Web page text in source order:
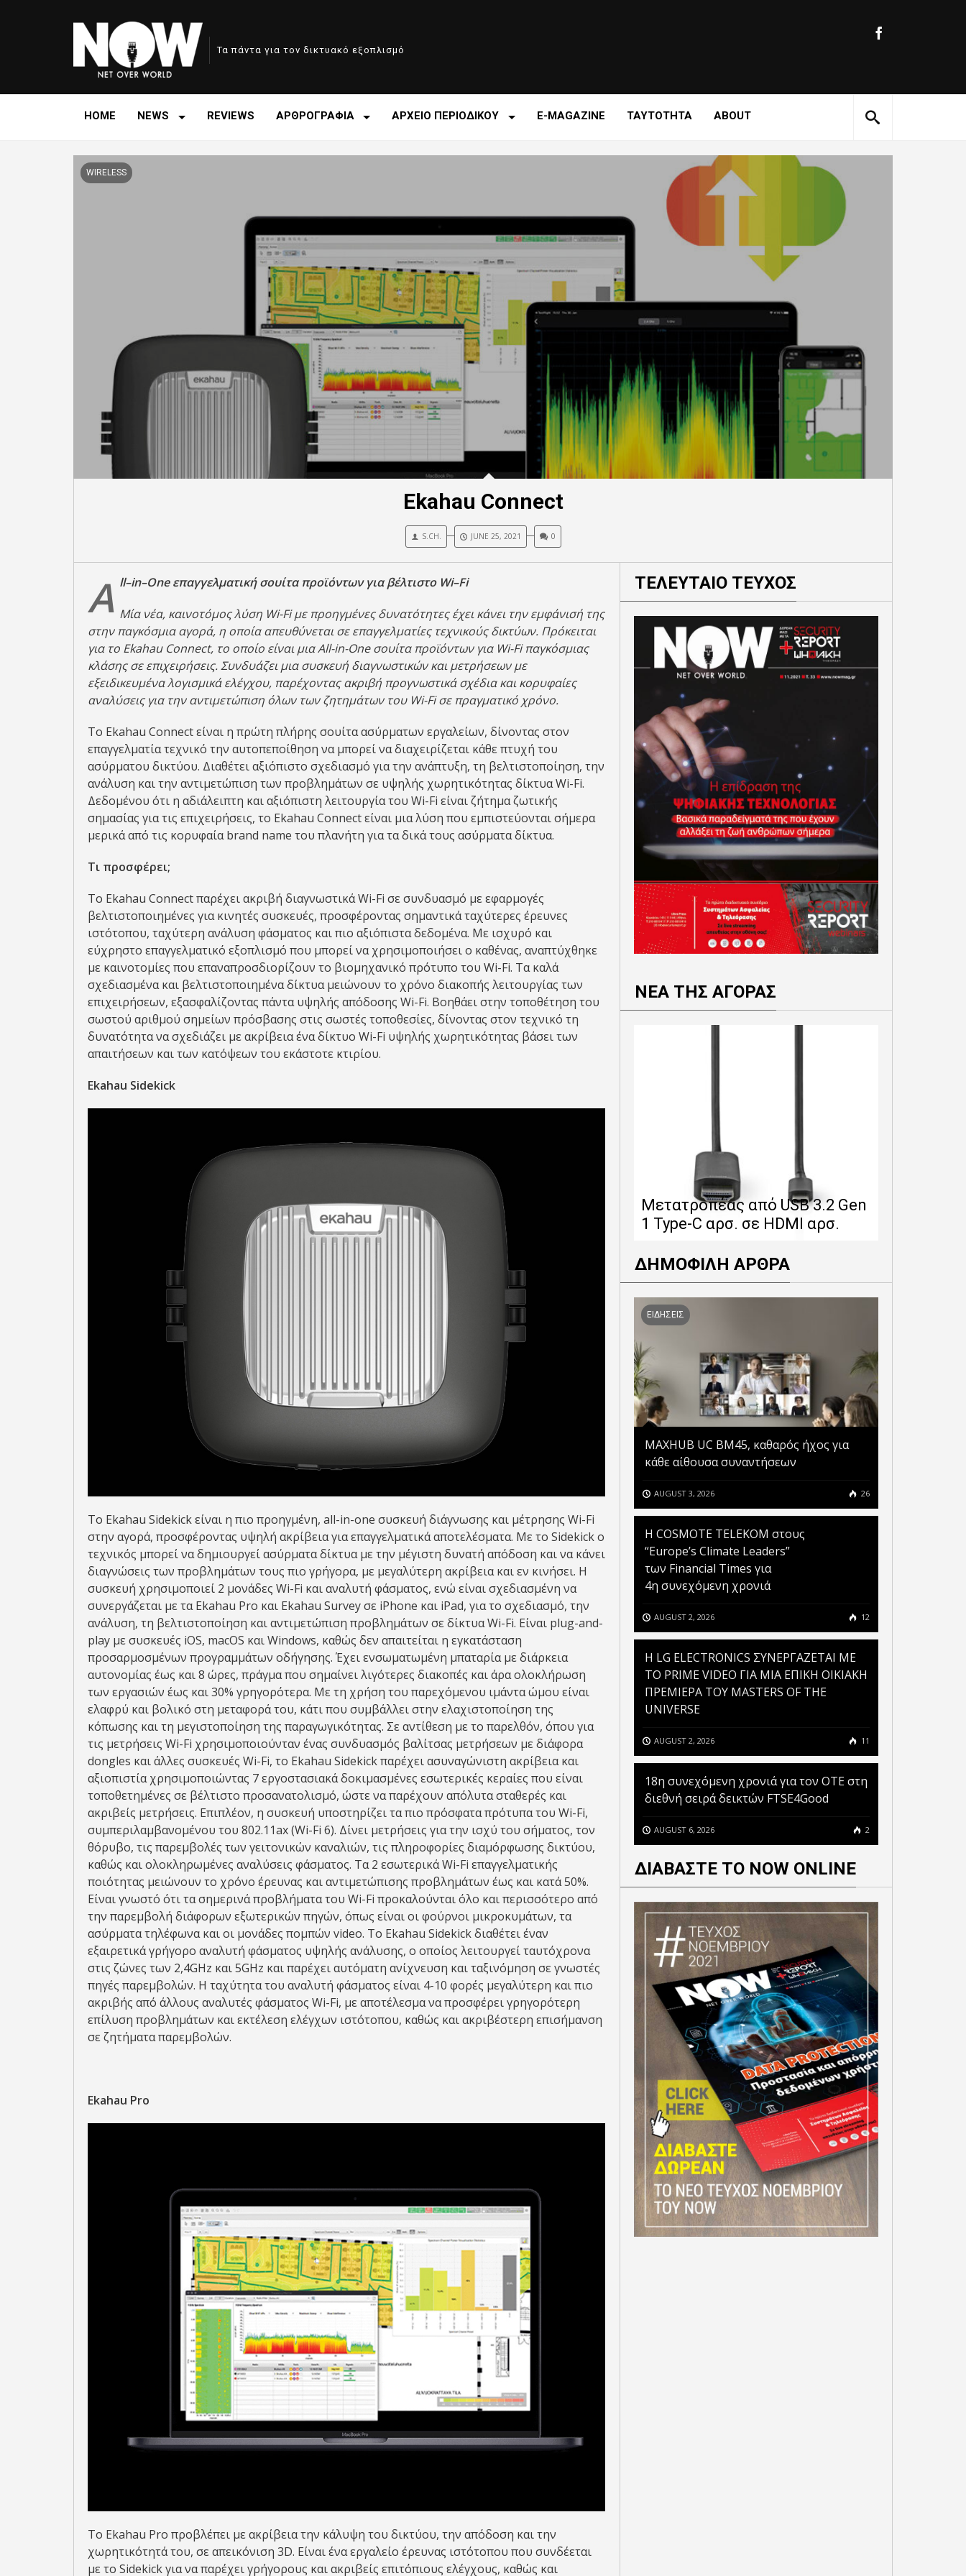
Τα πάντα για τον δικτυακό εξοπλισμό
HOME NEWS REVIEWS ΑΡΘΡΟΓΡΑΦΙΑ ΑΡΧΕΙΟ ΠΕΡΙΟΔΙΚΟΥ E-MAGAZINE ΤΑΥΤΟΤΗΤΑ ABOUT
WIRELESS
Ekahau Connect
S.CH. JUNE 25, 2021 0
A ll–in–Oneεπαγγελματική σουίτα προϊόντων για βέλτιστο Wi–Fi
Μία νέα, καινοτόμος λύση Wi-Fi με προηγμένες δυνατότητες έχει κάνει την εμφάνισή της
στην παγκόσμια αγορά, η οποία απευθύνεται σε επαγγελματίες τεχνικούς δικτύων. Πρόκειται
για το Ekahau Connect, το οποίο είναι μιαAll-in-One σουίτα προϊόντων για Wi-Fi παγκόσμιας
κλάσης σε επιχειρήσεις. Συνδυάζει μια συσκευή διαγνωστικών και μετρήσεων με
εξειδικευμένα λογισμικά ελέγχου, παρέχοντας ακριβή προγνωστικά σχέδια και κορυφαίες
αναλύσεις για την αντιμετώπιση όλων των ζητημάτων του Wi-Fi σε πραγματικό χρόνο.
Το Ekahau Connect είναι η πρώτη πλήρης σουίτα ασύρματων εργαλείων, δίνοντας στον
επαγγελματία τεχνικό την αυτοπεποίθηση να μπορεί να διαχειρίζεται κάθε πτυχή του
ασύρματου δικτύου. Διαθέτει αξιόπιστο σχεδιασμό για την ανάπτυξη, τη βελτιστοποίηση, την
ανάλυση και την αντιμετώπιση των προβλημάτων σε υψηλής χωρητικότητας δίκτυα Wi-Fi.
Δεδομένου ότι η αδιάλειπτη και αξιόπιστη λειτουργία του Wi-Fi είναι ζήτημα ζωτικής
σημασίας για τις επιχειρήσεις, το Ekahau Connect είναι μια λύση που εμπιστεύονται σήμερα
μερικά από τις κορυφαία brand name του πλανήτη για τα δικά τους ασύρματα δίκτυα.
Τι προσφέρει;
Το Ekahau Connect παρέχει ακριβή διαγνωστικά Wi-Fi σε συνδυασμό με εφαρμογές
βελτιστοποιημένες για κινητές συσκευές, προσφέροντας σημαντικά ταχύτερες έρευνες
ιστότοπου, ταχύτερη ανάλυση φάσματος και πιο αξιόπιστα δεδομένα. Με ισχυρό και
εύχρηστο επαγγελματικό εξοπλισμό που μπορεί να χρησιμοποιήσει ο καθένας, αναπτύχθηκε
με καινοτομίες που επαναπροσδιορίζουν το βιομηχανικό πρότυπο του Wi-Fi. Τα καλά
σχεδιασμένα και βελτιστοποιημένα δίκτυα μειώνουν το χρόνο διακοπής λειτουργίας των
επιχειρήσεων, εξασφαλίζοντας πάντα υψηλής απόδοσης Wi-Fi. Βοηθάει στην τοποθέτηση του
σωστού αριθμού σημείων πρόσβασης στις σωστές τοποθεσίες, δίνοντας στον τεχνικό τη
δυνατότητα να σχεδιάζει με ακρίβεια ένα δίκτυο Wi-Fi υψηλής χωρητικότητας βάσει των
απαιτήσεων και των κατόψεων του εκάστοτε κτιρίου.
Ekahau Sidekick
Το Ekahau Sidekick είναι η πιο προηγμένη, all-in-one συσκευή διάγνωσης και μέτρησης Wi-Fi
στην αγορά, προσφέροντας υψηλή ακρίβεια για επαγγελματικά αποτελέσματα. Με το Sidekick ο
τεχνικός μπορεί να δημιουργεί ασύρματα δίκτυα με την μέγιστη δυνατή απόδοση και να κάνει
διαγνώσεις των προβλημάτων τους πιο γρήγορα, με μεγαλύτερη ακρίβεια και εν κινήσει. Η
συσκευή χρησιμοποιεί 2 μονάδες Wi-Fi και αναλυτή φάσματος, ενώ είναι σχεδιασμένη να
συνεργάζεται με τα Ekahau Pro και Ekahau Survey σε iPhone και iPad, για το σχεδιασμό, την
ανάλυση, τη βελτιστοποίηση και αντιμετώπιση προβλημάτων σε δίκτυα Wi-Fi. Είναι plug-and-
play με συσκευές iOS, macOS και Windows, καθώς δεν απαιτείται η εγκατάσταση
προσαρμοσμένων προγραμμάτων οδήγησης. Έχει ενσωματωμένη μπαταρία με διάρκεια
αυτονομίας έως και 8 ώρες, πράγμα που σημαίνει λιγότερες διακοπές και άρα ολοκλήρωση
των εργασιών έως και 30% γρηγορότερα. Με τη χρήση του παρεχόμενου ιμάντα ώμου είναι
ελαφρύ και βολικό στη μεταφορά του, κάτι που συμβάλλει στην ελαχιστοποίηση της
κόπωσης και τη μεγιστοποίηση της παραγωγικότητας. Σε αντίθεση με το παρελθόν, όπου για
τις μετρήσεις Wi-Fi χρησιμοποιούνταν ένας συνδυασμός βαλίτσας μετρήσεων με διάφορα
dongles και άλλες συσκευές Wi-Fi, το Ekahau Sidekick παρέχει ασυναγώνιστη ακρίβεια και
αξιοπιστία χρησιμοποιώντας 7 εργοστασιακά δοκιμασμένες εσωτερικές κεραίες που είναι
τοποθετημένες σε βέλτιστο προσανατολισμό, ώστε να παρέχουν απόλυτα σταθερές και
ακριβείς μετρήσεις. Επιπλέον, η συσκευή υποστηρίζει τα πιο πρόσφατα πρότυπα του Wi-Fi,
συμπεριλαμβανομένου του 802.11ax (Wi-Fi 6). Δίνει μετρήσεις για την ισχύ του σήματος, τον
θόρυβο, τις παρεμβολές των γειτονικών καναλιών, τις πληροφορίες διαμόρφωσης δικτύου,
καθώς και ολοκληρωμένες αναλύσεις φάσματος. Τα 2 εσωτερικά Wi-Fi επαγγελματικής
ποιότητας μειώνουν το χρόνο έρευνας και αντιμετώπισης προβλημάτων έως και κατά 50%.
Είναι γνωστό ότι τα σημερινά προβλήματα του Wi-Fi προκαλούνται όλο και περισσότερο από
την παρεμβολή διάφορων εξωτερικών πηγών, όπως είναι οι φούρνοι μικροκυμάτων, τα
ασύρματα τηλέφωνα και οι μονάδες πομπών video. Το Ekahau Sidekick διαθέτει έναν
εξαιρετικά γρήγορο αναλυτή φάσματος υψηλής ανάλυσης, ο οποίος λειτουργεί ταυτόχρονα
στις ζώνες των 2,4GHz και 5GHz και παρέχει αυτόματη ανίχνευση και ταξινόμηση σε γνωστές
πηγές παρεμβολών. Η ταχύτητα του αναλυτή φάσματος είναι 4-10 φορές μεγαλύτερη και πιο
ακριβής από άλλους αναλυτές φάσματος Wi-Fi, με αποτέλεσμα να προσφέρει γρηγορότερη
επίλυση προβλημάτων και εκτέλεση ελέγχων ιστότοπου, καθώς και ακριβέστερη επισήμανση
σε ζητήματα παρεμβολών.
Ekahau Pro
Το Ekahau Pro προβλέπει με ακρίβεια την κάλυψη του δικτύου, την απόδοση και την
χωρητικότητά του, σε απεικόνιση 3D. Είναι ένα εργαλείο έρευνας ιστότοπου που συνδέεται
με το Sidekick για να παρέχει γρήγορους και ακριβείς επιτόπιους ελέγχους, καθώς και
ΤΕΛΕΥΤΑΙΟ ΤΕΥΧΟΣ
ΝΕΑ ΤΗΣ ΑΓΟΡΑΣ
Μετατροπέας από USB 3.2 Gen
1 Type-C αρσ. σε HDMI αρσ.
ΔΗΜΟΦΙΛΗ ΑΡΘΡΑ
ΕΙΔΗΣΕΙΣ
MAXHUB UC BM45, καθαρός ήχος για
κάθε αίθουσα συναντήσεων
AUGUST 3, 2026 26
Η COSMOTE TELEKOM στους
“Europe’s Climate Leaders”
των Financial Times για
4η συνεχόμενη χρονιά
AUGUST 2, 2026 12
H LG ELECTRONICS ΣΥΝΕΡΓΑΖΕΤΑΙ ΜΕ
ΤΟ PRIME VIDEO ΓΙΑ ΜΙΑ ΕΠΙΚΗ ΟΙΚΙΑΚΗ
ΠΡΕΜΙΕΡΑ ΤΟΥ MASTERS OF THE
UNIVERSE
AUGUST 2, 2026 11
18η συνεχόμενη χρονιά για τον ΟΤΕ στη
διεθνή σειρά δεικτών FTSE4Good
AUGUST 6, 2026 2
ΔΙΑΒΑΣΤΕ ΤΟ NOW ONLINE